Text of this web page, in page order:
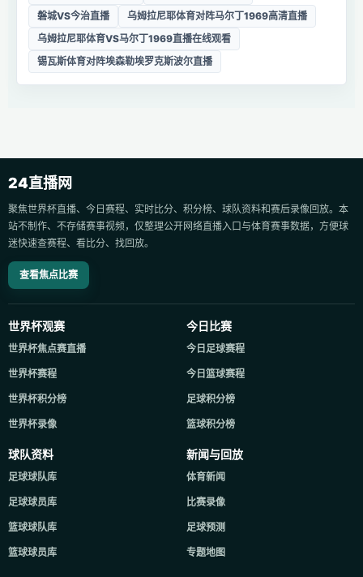
磐城VS今治直播
乌姆拉尼耶体育对阵马尔丁1969高清直播
乌姆拉尼耶体育VS马尔丁1969直播在线观看
锡瓦斯体育对阵埃森勒埃罗克斯波尔直播
24直播网
聚焦世界杯直播、今日赛程、实时比分、积分榜、球队资料和赛后录像回放。本
站不制作、不存储赛事视频，仅整理公开网络直播入口与体育赛事数据，方便球
迷快速查赛程、看比分、找回放。
查看焦点比赛
世界杯观赛
世界杯焦点赛直播
世界杯赛程
世界杯积分榜
世界杯录像
今日比赛
今日足球赛程
今日篮球赛程
足球积分榜
篮球积分榜
球队资料
足球球队库
足球球员库
篮球球队库
篮球球员库
新闻与回放
体育新闻
比赛录像
足球预测
专题地图